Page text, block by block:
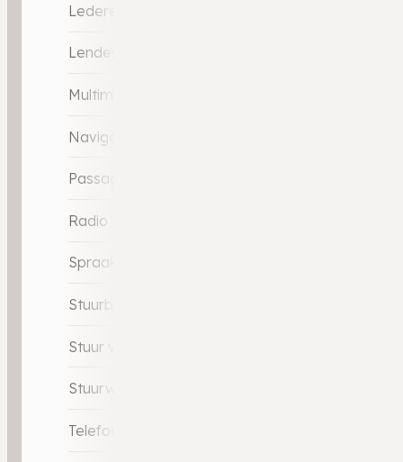
Lederen stuurwiel
Lendesteunen (verstelbaar)
Multimedia-voorbereiding
Navigatie full map
Passagiersstoel in hoogte verstelbaar
Radio
Spraakbediening
Stuurbekrachtiging snelheidsafhankelijk
Stuur verstelbaar
Stuurwiel multifunctioneel
Telefoonintegratie premium